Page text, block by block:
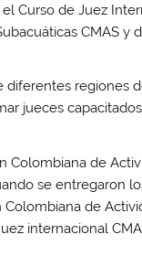
Curso de Juez
CMAS y
regiones
jueces
Colombiana de
se entregaron
de
internacional